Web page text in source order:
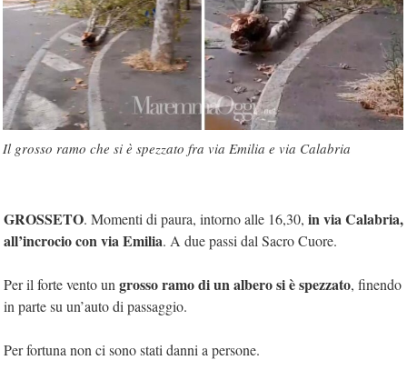
Il grosso ramo che si è spezzato fra via Emilia e via Calabria
GROSSETO. Momenti di paura, intorno alle 16,30, in via Calabria,
all’incrocio con via Emilia. A due passi dal Sacro Cuore.
Per il forte vento un grosso ramo di un albero si è spezzato, finendo
in parte su un’auto di passaggio.
Per fortuna non ci sono stati danni a persone.